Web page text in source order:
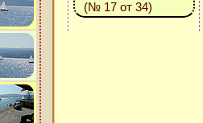
(№ 17 от 34)